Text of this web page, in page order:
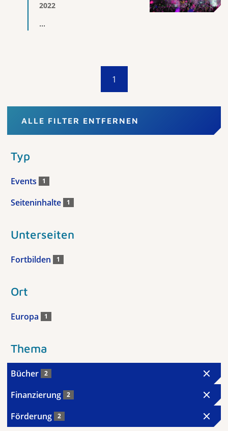
2022
...
1
ALLE FILTER ENTFERNEN
Typ
Events 1
Seiteninhalte 1
Unterseiten
Fortbilden 1
Ort
Europa 1
Thema
Bücher 2
Finanzierung 2
Förderung 2